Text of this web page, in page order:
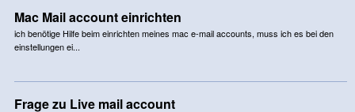
Mac Mail account einrichten
ich benötige Hilfe beim einrichten meines mac e-mail accounts, muss ich es bei den
einstellungen ei...
Frage zu Live mail account